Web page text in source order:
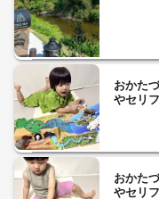
おかた
やセリ
おかた
やセリ